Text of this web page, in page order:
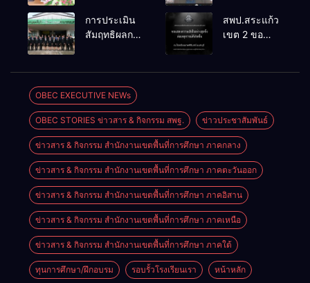
จัดการ
แข่งขันงาน
ศิลปหัตถกรรม
74 ปีการ
ศึกษา 2569
เคลื่อน RT,
NT, O-NET
การประเมิน
สัมฤทธิผลการ
ศึกษา
ตำแหน่ง รอง
ผู้อำนวยการ
สถานศึกษา
สพป.สระแก้ว
เขต 2 ขอ
OBEC EXECUTIVE NEWs
OBEC STORIES ข่าวสาร & กิจกรรม สพฐ. ข่าวประชาสัมพันธ์
ข่าวสาร & กิจกรรม สำนักงานเขตพื้นที่การศึกษา ภาคกลาง
ข่าวสาร & กิจกรรม สำนักงานเขตพื้นที่การศึกษา ภาคตะวันออก
ข่าวสาร & กิจกรรม สำนักงานเขตพื้นที่การศึกษา ภาคอิสาน
ข่าวสาร & กิจกรรม สำนักงานเขตพื้นที่การศึกษา ภาคเหนือ
ข่าวสาร & กิจกรรม สำนักงานเขตพื้นที่การศึกษา ภาคใต้
ทุนการศึกษา/ฝึกอบรม รอบรั้วโรงเรียนเรา หน้าหลัก